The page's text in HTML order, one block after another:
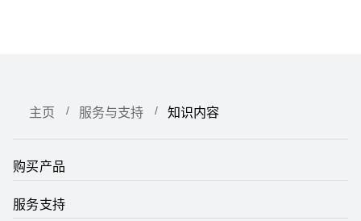
主页 服务与支持 知识内容
购买产品
服务支持